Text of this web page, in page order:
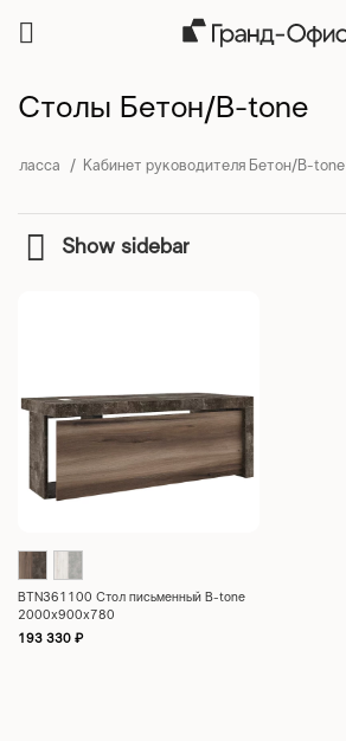
Столы Бетон/B-tone
класса Кабинет руководителя Бетон/B-tone
Show sidebar
BTN361100 Стол письменный B-tone
2000x900x780
193 330 ₽